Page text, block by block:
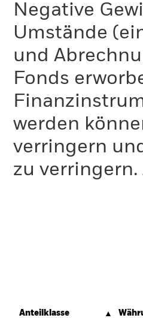
Negative
Umstände
und
Fonds
werden
verringern
zu
Anteilklasse